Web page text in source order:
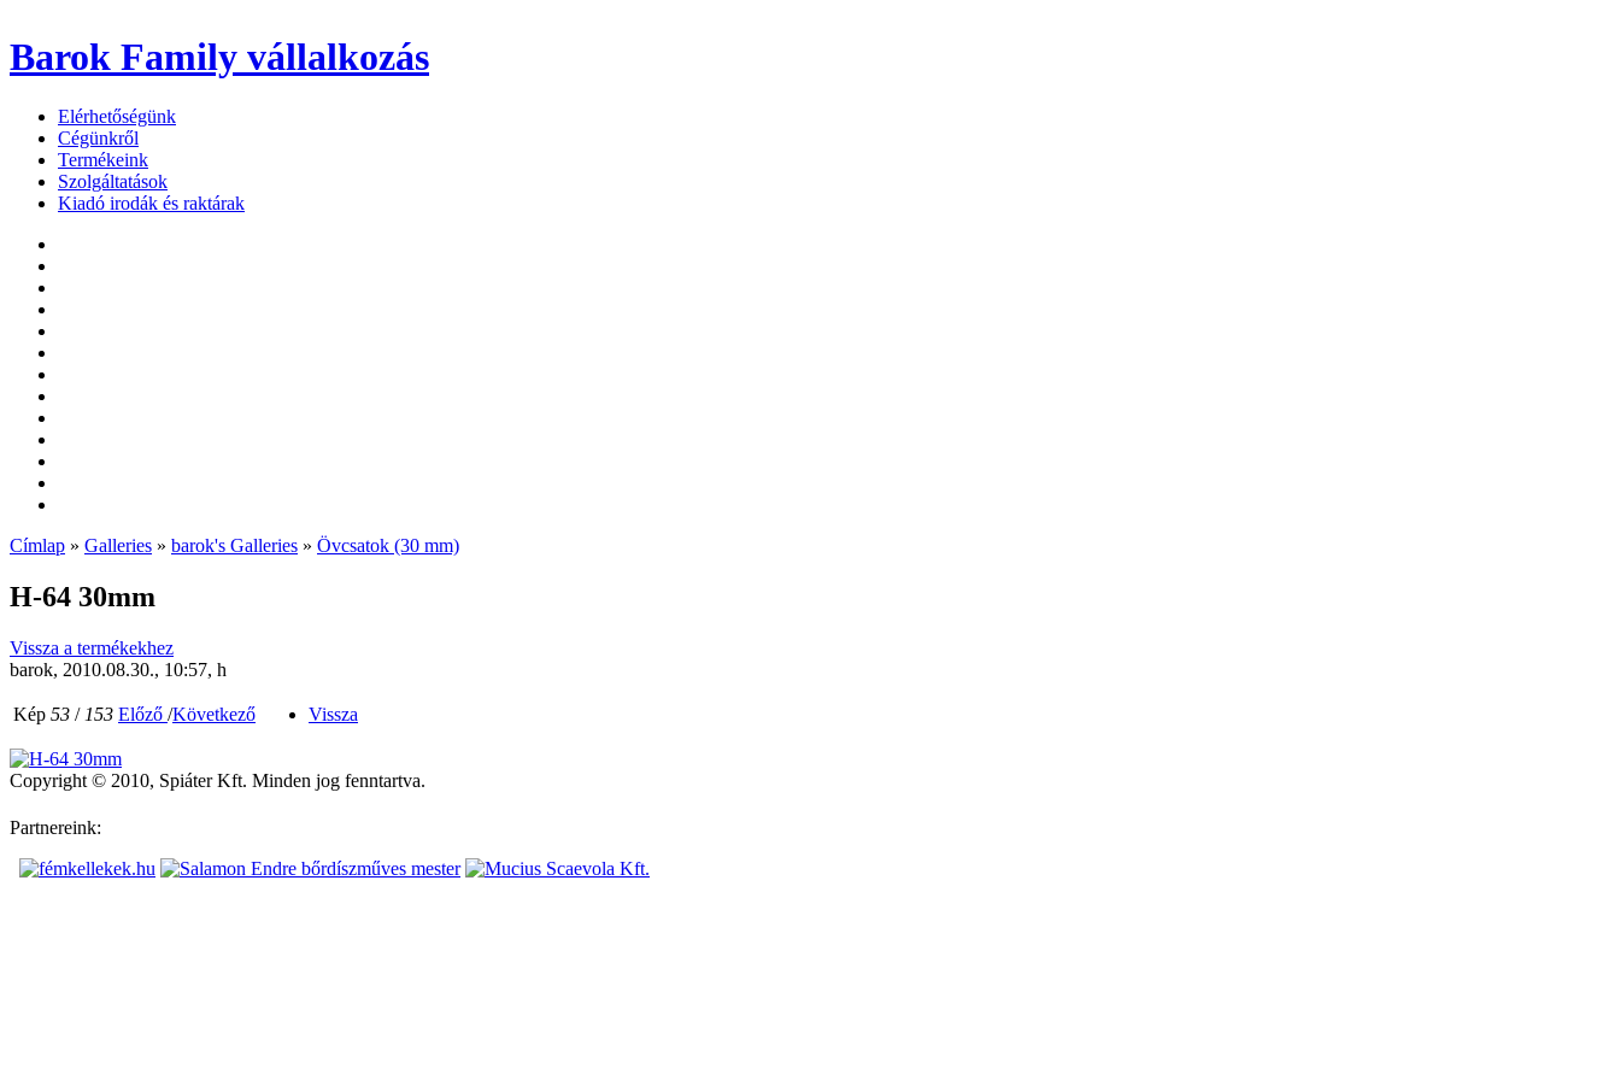
Barok Family vállalkozás
Elérhetőségünk
Cégünkről
Termékeink
Szolgáltatások
Kiadó irodák és raktárak
Címlap » Galleries » barok's Galleries » Övcsatok (30 mm)
H-64 30mm
Vissza a termékekhez
barok, 2010.08.30., 10:57, h
Kép 53 / 153 Előző /Következő Vissza
Copyright © 2010, Spiáter Kft. Minden jog fenntartva.
Partnereink: